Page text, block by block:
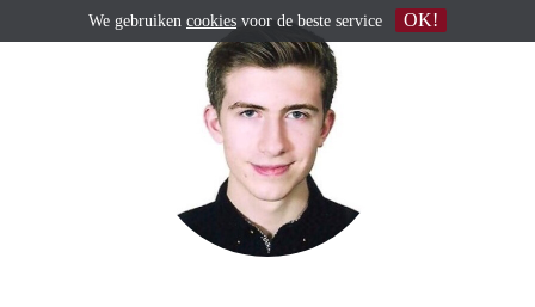
We gebruiken cookies voor de beste service OK!